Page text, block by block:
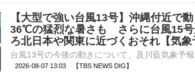
【大型で強い台風13号】沖縄付近で
36℃の猛烈な暑さも さらに台風15号
ろ北日本や関東に近づくおそれ【気象
2026-08-07 13:03 【TBS NEWS DIG】